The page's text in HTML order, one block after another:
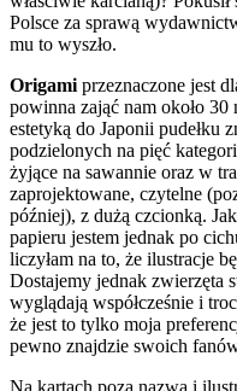
Polsce za sprawą
mu to wyszło.
Origami przeznaczone jest
powinna zająć nam około
estetyką do Japonii pudełku
podzielonych na pięć
żyjące na sawannie oraz w
zaprojektowane, czytelne
później), z dużą czcionką.
papieru jestem jednak po
liczyłam na to, że ilustracje
Dostajemy jednak zwierzęta
wyglądają współcześnie i
że jest to tylko moja
pewno znajdzie swoich
Na kartach poza nazwą i